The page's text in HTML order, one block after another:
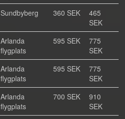
Sundbyberg 360 SEK
465
SEK
Arlanda
flygplats
595 SEK
775
SEK
Arlanda
flygplats
595 SEK
775
SEK
Arlanda
flygplats
700 SEK
910
SEK